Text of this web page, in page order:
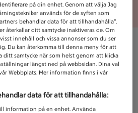
error
på din enhet. Genom att välja Jag
används för de syften som
behandlar data för att tillhandahålla”.
återkallar ditt samtycke inaktiveras de. Om
innehåll och vissa annonser som du ser
Du kan återkomma till denna meny för att
ditt samtycke när som helst genom att klicka
längst ned på webbsidan. Dina val
Webbplats. Mer information finns i vår
data för att tillhandahålla:
information på en enhet. Använda